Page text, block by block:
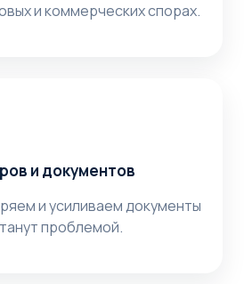
и коммерческих спорах.
и документов
и усиливаем документы
проблемой.